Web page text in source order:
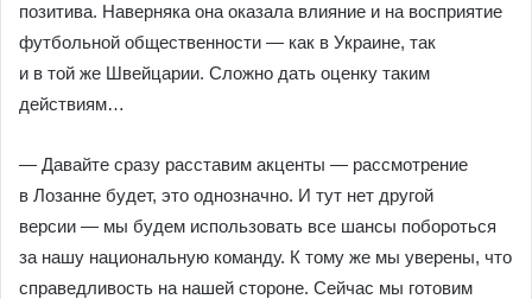
позитива. Наверняка она оказала влияние и на восприятие
футбольной общественности — как в Украине, так
и в той же Швейцарии. Сложно дать оценку таким
действиям…
— Давайте сразу расставим акценты — рассмотрение
в Лозанне будет, это однозначно. И тут нет другой
версии — мы будем использовать все шансы побороться
за нашу национальную команду. К тому же мы уверены, что
справедливость на нашей стороне. Сейчас мы готовим